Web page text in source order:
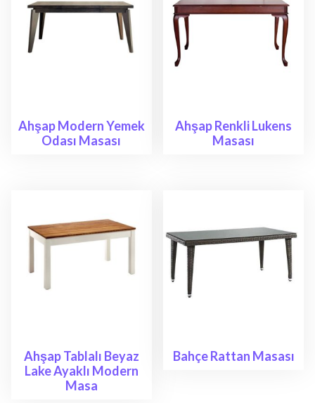
Ahşap Modern Yemek
Odası Masası
Ahşap Renkli Lukens
Masası
Ahşap Tablalı Beyaz
Lake Ayaklı Modern
Masa
Bahçe Rattan Masası